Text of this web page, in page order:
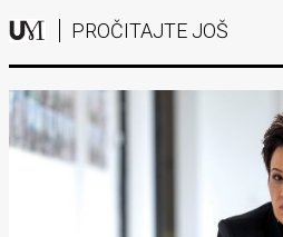
PROČITAJTE JOŠ